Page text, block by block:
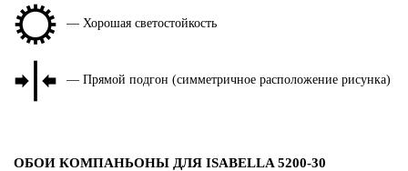
— Хорошая светостойкость
— Прямой подгон (симметричное расположение рисунка)
ОБОИ КОМПАНЬОНЫ ДЛЯ ISABELLA 5200-30